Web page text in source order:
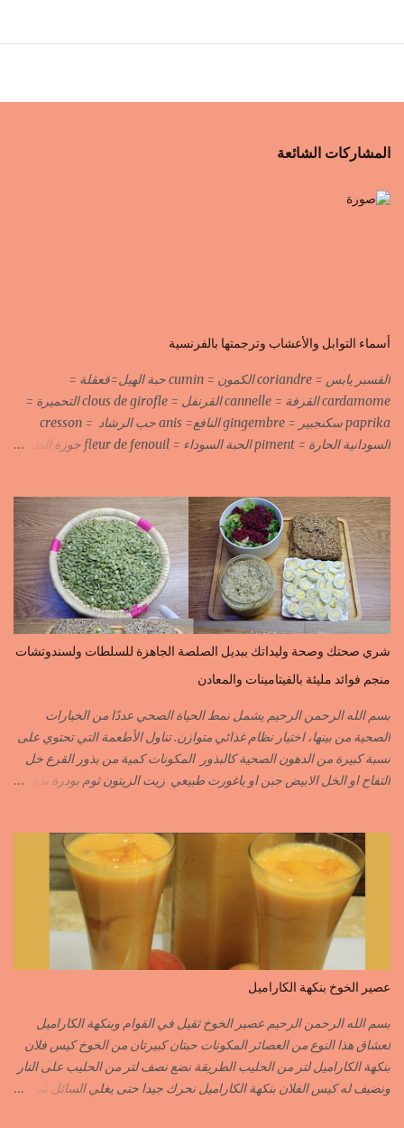
المشاركات الشائعة
أسماء التوابل والأعشاب وترجمتها بالفرنسية
القسبر يابس = coriandre الكمون = cumin حبة الهيل=قعقلة =
cardamome القرفة = cannelle القرنفل = clous de girofle التحميرة =
paprika سكنجبير = gingembre النافع= anis حب الرشاد = cresson
السودانية الحارة = piment الحبة السوداء = fleur de fenouil جوزة الطيب
=nigelle اليبزار الأبيض=poivre blonc الخرقوم =safran des
indes=curcuma اليبزار الأسود=poivre noir زعفران=safran
جنجلان=grains de sésame الكبابة=cubèbe=piment de jamaique
بسيبيسة=macis الكوزة الصحراوية=maniguette عرق السوس=reglisse
لسان الطير=fruit de frène النافع نجيمات=badiane ظهر فلفل=poivre
long الفلفلة الحلوة……………PIMENT DOUX الفلفلة الحارة……………
PIMENT PIQUANT,FORT. سكين جبير……………….GINGEMBRE
القرفة……………………..CANNELLE الكمون…………………….CUMIN الفلفلة
الابزار………………………POIVRE راس الحانوت …………. RASS EL HANOUT
C’EST L ...
شري صحتك وصحة وليداتك ببديل الصلصة الجاهزة للسلطات ولسندوتشات
منجم فوائد مليئة بالفيتامينات والمعادن
بسم الله الرحمن الرحيم يشمل نمط الحياة الصحي عددًا من الخيارات
الصحية من بينها، اختيار نظام غذائي متوازن. تناول الأطعمة التي تحتوي على
نسبة كبيرة من الدهون الصحية كالبذور المكونات كمية من بذور القرع خل
التفاح او الخل الابيض جبن او ياغورت طبيعي زيت الزيتون ثوم بودرة بذور
si=EjD0K3Lgs58txUgM
عصير الخوخ بنكهة الكاراميل
بسم الله الرحمن الرحيم عصير الخوخ ثقيل في القوام وبنكهة الكاراميل
لعشاق هذا النوع من العصائر المكونات حبتان كبيرتان من الخوخ كيس فلان
بنكهة الكاراميل لتر من الحليب الطريقة نضع نصف لتر من الحليب على النار
ونضيف له كيس الفلان بنكهة الكاراميل نحرك جيدا حتى يغلي السائل ثم